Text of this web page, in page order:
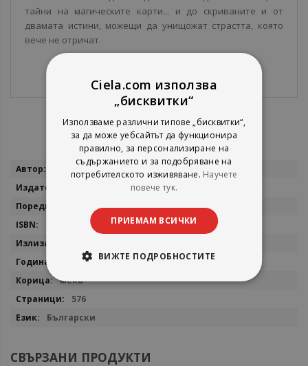
тайни на магическите карти... и до скриваните и от
двамата истини, можещи да унищожат страстта, която
вече не отричат.
Повече
Елис Кова
Академия Аркана
9786190304241
2026
мекa
576
Български
СВЪРЗАНИ ПРОДУКТИ
Ciela.com използва
„бисквитки“
Използваме различни типове „бисквитки“,
за да може уебсайтът да функционира
правилно, за персонализиране на
съдържанието и за подобряване на
потребителското изживяване. Научете
повече тук.
ПРИЕМАМ ВСИЧКИ
ВИЖТЕ ПОДРОБНОСТИТЕ